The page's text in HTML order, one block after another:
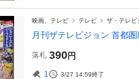
映画、テレビ テレビ ザ・テレビ
月刊ザテレビジョン 首都
落札 390円
1 3/27 14:59終了